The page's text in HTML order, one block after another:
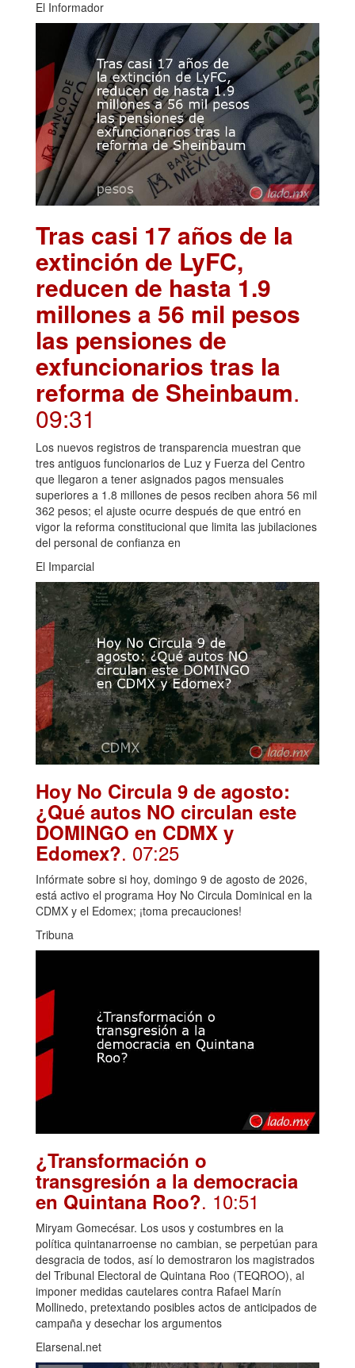
El Informador
Tras casi 17 años de la
extinción de LyFC,
reducen de hasta 1.9
millones a 56 mil pesos
las pensiones de
exfuncionarios tras la
reforma de Sheinbaum.
09:31
Los nuevos registros de transparencia muestran que
tres antiguos funcionarios de Luz y Fuerza del Centro
que llegaron a tener asignados pagos mensuales
superiores a 1.8 millones de pesos reciben ahora 56 mil
362 pesos; el ajuste ocurre después de que entró en
vigor la reforma constitucional que limita las jubilaciones
del personal de confianza en
El Imparcial
Hoy No Circula 9 de agosto:
¿Qué autos NO circulan este
DOMINGO en CDMX y
Edomex?. 07:25
Infórmate sobre si hoy, domingo 9 de agosto de 2026,
está activo el programa Hoy No Circula Dominical en la
CDMX y el Edomex; ¡toma precauciones!
Tribuna
¿Transformación o
transgresión a la democracia
en Quintana Roo?. 10:51
Miryam Gomecésar. Los usos y costumbres en la
política quintanarroense no cambian, se perpetúan para
desgracia de todos, así lo demostraron los magistrados
del Tribunal Electoral de Quintana Roo (TEQROO), al
imponer medidas cautelares contra Rafael Marín
Mollinedo, pretextando posibles actos de anticipados de
campaña y desechar los argumentos
Elarsenal.net